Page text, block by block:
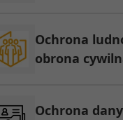
Ochrona
obrona
Ochrona